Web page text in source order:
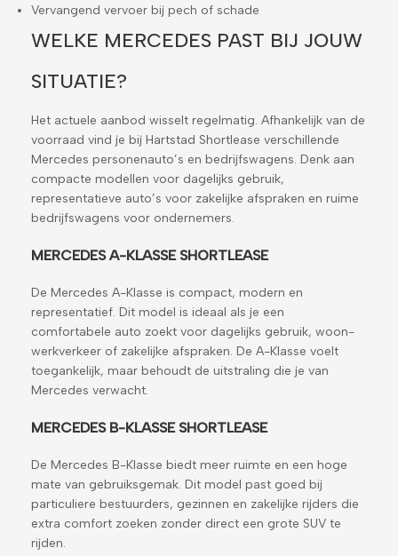
Vervangend vervoer bij pech of schade
WELKE MERCEDES PAST BIJ JOUW
SITUATIE?
Het actuele aanbod wisselt regelmatig. Afhankelijk van de
voorraad vind je bij Hartstad Shortlease verschillende
Mercedes personenauto’s en bedrijfswagens. Denk aan
compacte modellen voor dagelijks gebruik,
representatieve auto’s voor zakelijke afspraken en ruime
bedrijfswagens voor ondernemers.
MERCEDES A-KLASSE SHORTLEASE
De Mercedes A-Klasse is compact, modern en
representatief. Dit model is ideaal als je een
comfortabele auto zoekt voor dagelijks gebruik, woon-
werkverkeer of zakelijke afspraken. De A-Klasse voelt
toegankelijk, maar behoudt de uitstraling die je van
Mercedes verwacht.
MERCEDES B-KLASSE SHORTLEASE
De Mercedes B-Klasse biedt meer ruimte en een hoge
mate van gebruiksgemak. Dit model past goed bij
particuliere bestuurders, gezinnen en zakelijke rijders die
extra comfort zoeken zonder direct een grote SUV te
rijden.